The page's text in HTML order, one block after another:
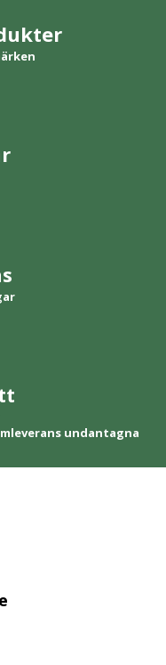
undantagna